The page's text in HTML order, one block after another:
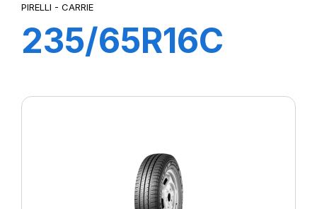
PIRELLI - CARRIE
235/65R16C